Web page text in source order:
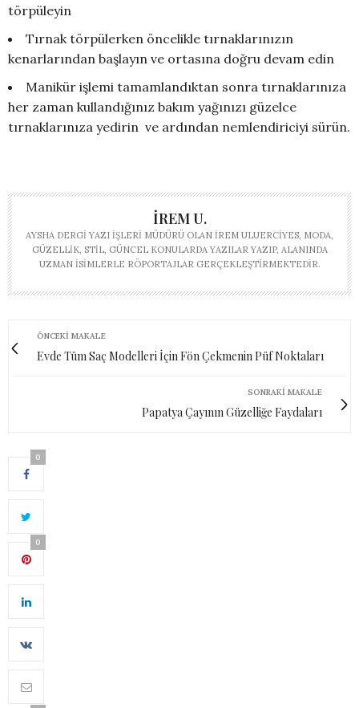
törpüleyin
Tırnak törpülerken öncelikle tırnaklarınızın
kenarlarından başlayın ve ortasına doğru devam edin
Manikür işlemi tamamlandıktan sonra tırnaklarınıza
her zaman kullandığınız bakım yağınızı güzelce
tırnaklarınıza yedirin ve ardından nemlendiriciyi sürün.
İREM U.
AYSHA DERGI YAZI İŞLERI MÜDÜRÜ OLAN İREM ULUERCIYES, MODA,
GÜZELLIK, STIL, GÜNCEL KONULARDA YAZILAR YAZIP, ALANINDA
UZMAN ISIMLERLE RÖPORTAJLAR GERÇEKLEŞTIRMEKTEDIR.
ÖNCEKI MAKALE
Evde Tüm Saç Modelleri İçin Fön Çekmenin Püf Noktaları
SONRAKI MAKALE
Papatya Çayının Güzelliğe Faydaları
0
0